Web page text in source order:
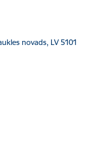
novads, LV 5101